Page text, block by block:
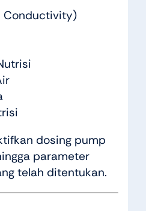
Conductivity)
dosing pump
parameter
telah ditentukan.